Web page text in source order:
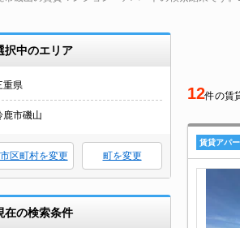
択中のエリア
重県
鹿市磯山
市区町村を変更 町を変更
在の検索条件
12件の賃
賃貸アパー